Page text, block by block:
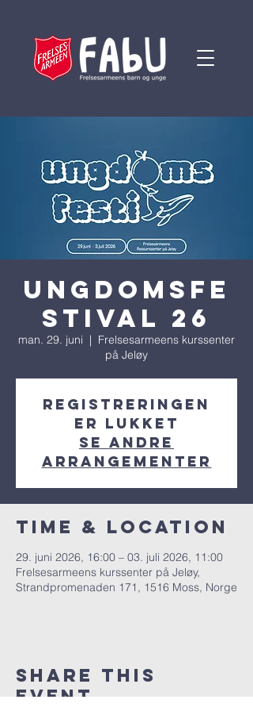
Ungdomsfe
stival 26
man. 29. juni
  |
Frelsesarmeens kurssenter
på Jeløy
Registreringen
er lukket
Se andre
arrangementer
Time & Location
29. juni 2026, 16:00 – 03. juli 2026, 11:00
Frelsesarmeens kurssenter på Jeløy,
Strandpromenaden 171, 1516 Moss, Norge
Share This
Event